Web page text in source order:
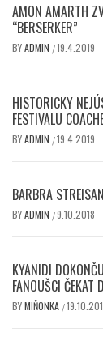
AMON AMARTH
“BERSERKER”
BYADMIN /19.4.2019
HISTORICKY
FESTIVALU
BYADMIN /19.4.2019
BARBRA
BYADMIN /9.10.2018
KYANIDI
FANOUŠCI ČEKAT
BYMIŇONKA /